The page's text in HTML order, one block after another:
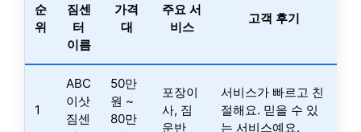
순
위
짐센
터
이름
가격
대
주요 서
비스
고객 후기
1
ABC
이삿
짐센
50만
원 ~
80만
포장이
사, 짐
운반
서비스가 빠르고 친
절해요. 믿을 수 있
는 서비스예요.